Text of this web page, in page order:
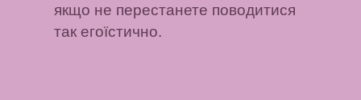
якщо не перестанете поводитися
так егоїстично.